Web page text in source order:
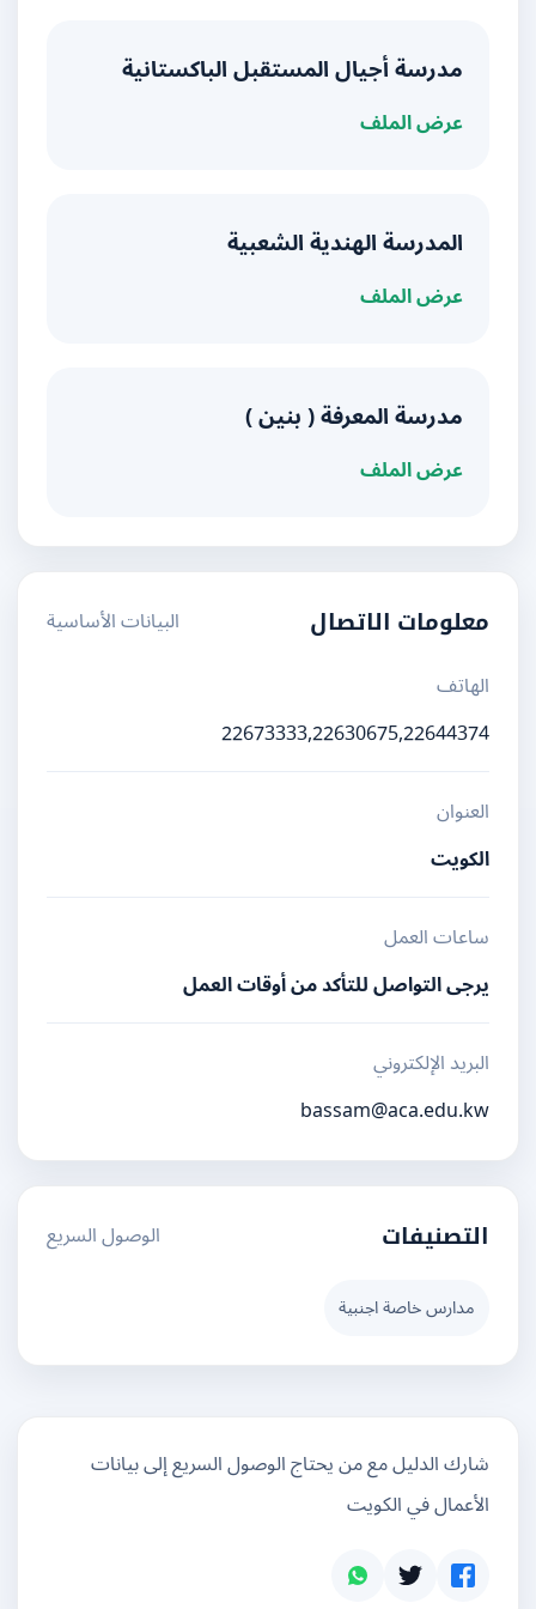
مدرسة أجيال المستقبل الباكستانية
عرض الملف
المدرسة الهندية الشعبية
عرض الملف
مدرسة المعرفة ( بنين )
عرض الملف
معلومات الاتصال
البيانات الأساسية
الهاتف
22673333,22630675,22644374
العنوان
الكويت
ساعات العمل
يرجى التواصل للتأكد من أوقات العمل
البريد الإلكتروني
bassam@aca.edu.kw
التصنيفات الوصول السريع
مدارس خاصة اجنبية
شارك الدليل مع من يحتاج الوصول السريع إلى بيانات
الأعمال في الكويت